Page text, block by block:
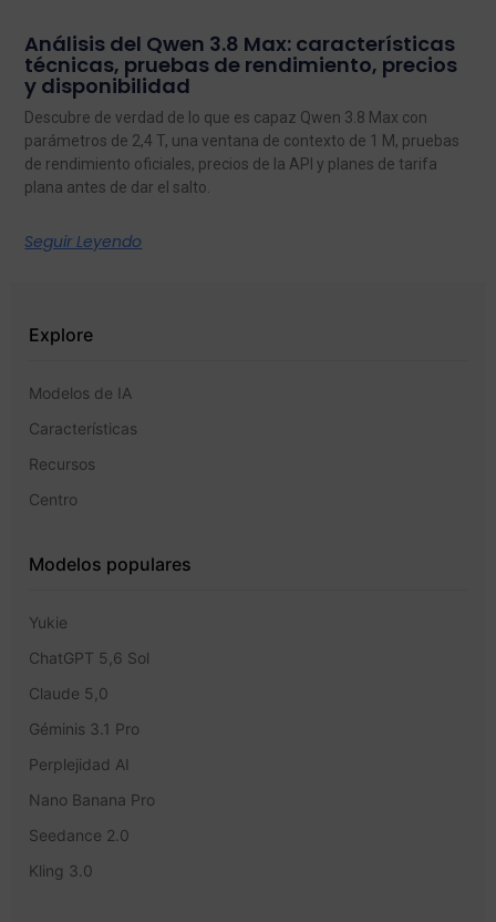
Análisis del Qwen 3.8 Max: características
técnicas, pruebas de rendimiento, precios
y disponibilidad
Descubre de verdad de lo que es capaz Qwen 3.8 Max con
parámetros de 2,4 T, una ventana de contexto de 1 M, pruebas
de rendimiento oficiales, precios de la API y planes de tarifa
plana antes de dar el salto.
Seguir Leyendo
Explore
Modelos de IA
Características
Recursos
Centro
Modelos populares
Yukie
ChatGPT 5,6 Sol
Claude 5,0
Géminis 3.1 Pro
Perplejidad AI
Nano Banana Pro
Seedance 2.0
Kling 3.0